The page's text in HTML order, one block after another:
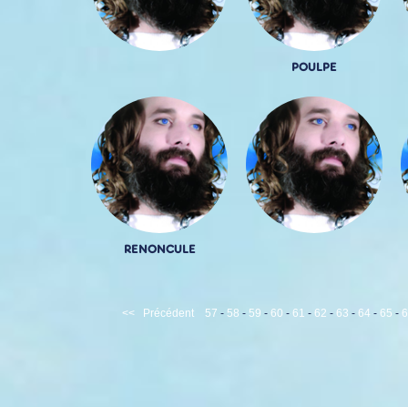
POULPE
RENONCULE
<< Précédent 57 - 58 - 59 - 60 - 61 - 62 - 63 - 64 - 65 -